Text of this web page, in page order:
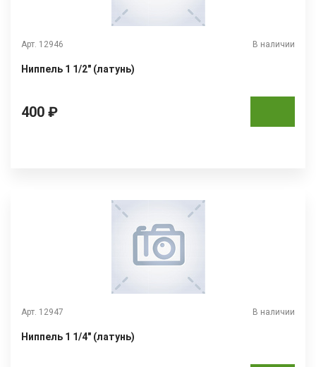
Арт. 12946 В наличии
Ниппель 1 1/2" (латунь)
400 ₽
Арт. 12947 В наличии
Ниппель 1 1/4" (латунь)